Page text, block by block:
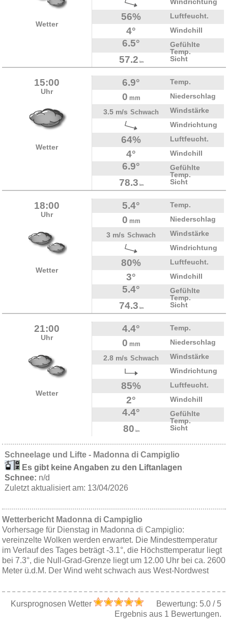
Wetter
56% Luftfeucht.
4° Windchill
6.5°
Gefühlte
Temp.
57.2 km Sicht
15:00
Uhr
Wetter
6.9° Temp.
0 mm
Niederschlag
3.5 m/s Schwach
Windstärke
Windrichtung
64% Luftfeucht.
4° Windchill
6.9°
Gefühlte
Temp.
78.3 km Sicht
18:00
Uhr
Wetter
5.4° Temp.
0 mm
Niederschlag
3 m/s Schwach
Windstärke
Windrichtung
80% Luftfeucht.
3° Windchill
5.4°
Gefühlte
Temp.
74.3 km Sicht
21:00
Uhr
Wetter
4.4° Temp.
0 mm
Niederschlag
2.8 m/s Schwach
Windstärke
Windrichtung
85% Luftfeucht.
2° Windchill
4.4°
Gefühlte
Temp.
80 km Sicht
Schneelage und Lifte - Madonna di Campiglio
Es gibt keine Angaben zu den Liftanlagen
Schnee: n/d
Zuletzt aktualisiert am: 13/04/2026
Wetterbericht Madonna di Campiglio
Vorhersage für Dienstag in Madonna di Campiglio:
vereinzelte Wolken werden erwartet. Die Mindesttemperatur
im Verlauf des Tages beträgt -3.1°, die Höchsttemperatur liegt
bei 7.3°, die Null-Grad-Grenze liegt um 12.00 Uhr bei ca. 2600
Meter ü.d.M. Der Wind weht schwach aus West-Nordwest
Kursprognosen Wetter Bewertung: 5.0/ 5
Ergebnis aus 1 Bewertungen.